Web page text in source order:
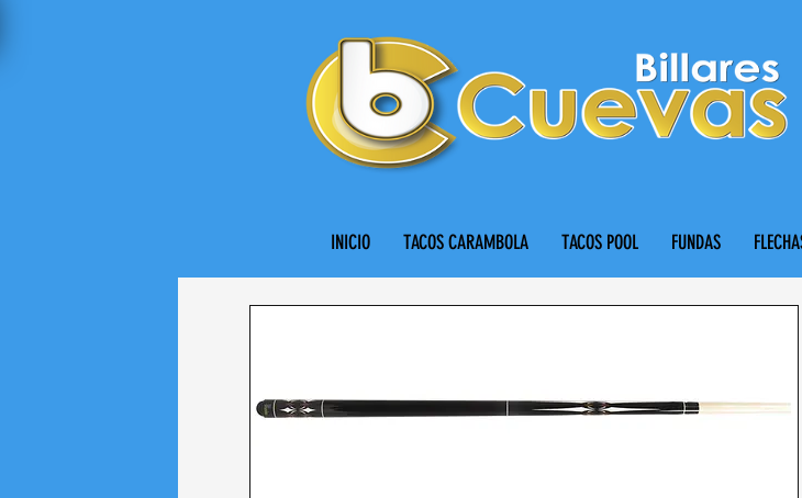
INICIO TACOS CARAMBOLA TACOS POOL FUNDAS